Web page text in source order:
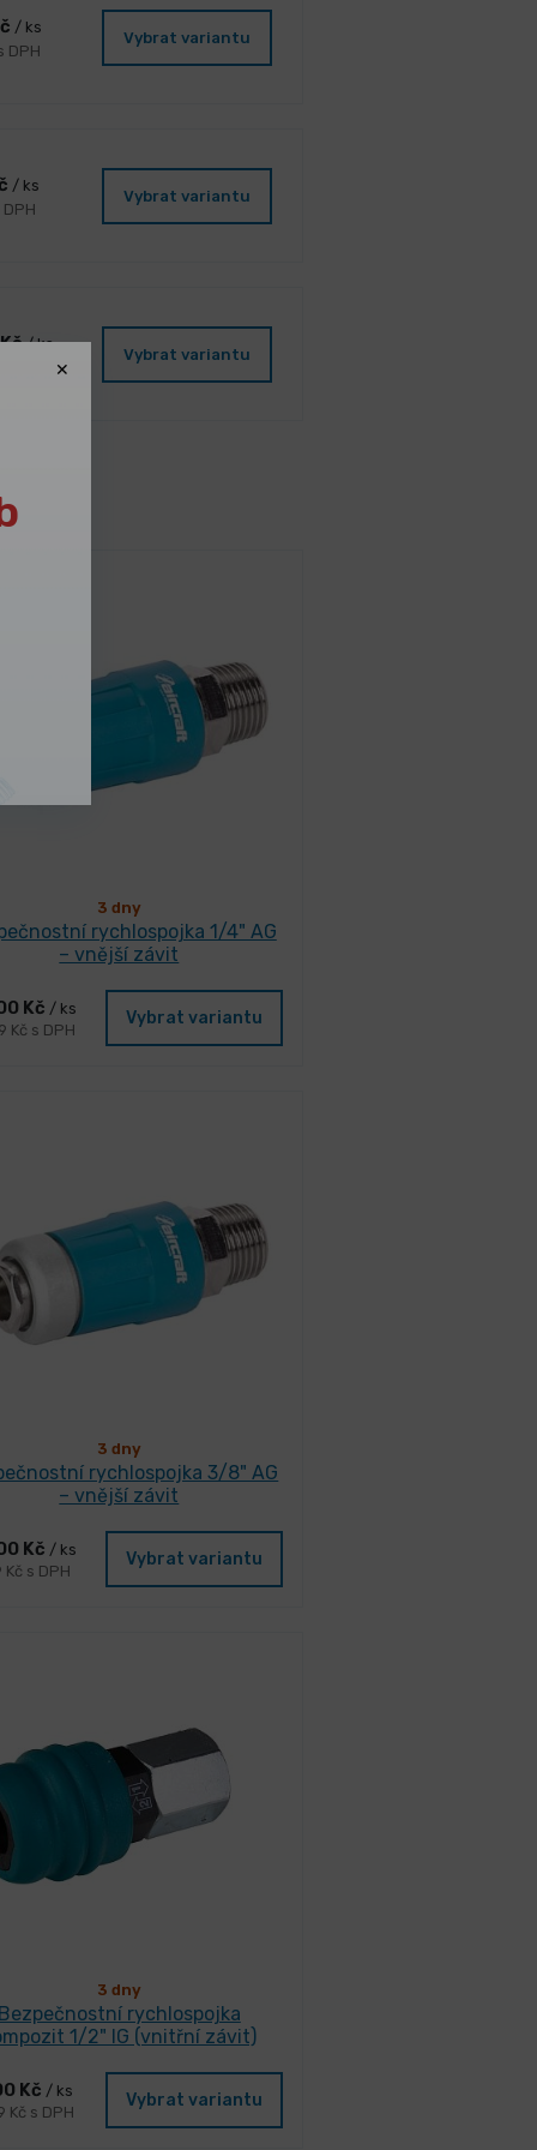
/ ks
DPH
Vybrat variantu
/ ks
DPH
Vybrat variantu
/ ks
Vybrat variantu
3 dny
rychlospojka 1/4" AG
– vnější závit
Kč / ks
Kč s DPH
Vybrat variantu
3 dny
rychlospojka 3/8" AG
– vnější závit
Kč / ks
Kč s DPH
Vybrat variantu
3 dny
rychlospojka
1/2" IG (vnitřní závit)
Kč / ks
Kč s DPH
Vybrat variantu